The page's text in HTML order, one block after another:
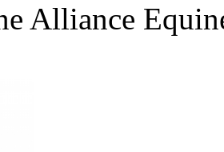
Alliance